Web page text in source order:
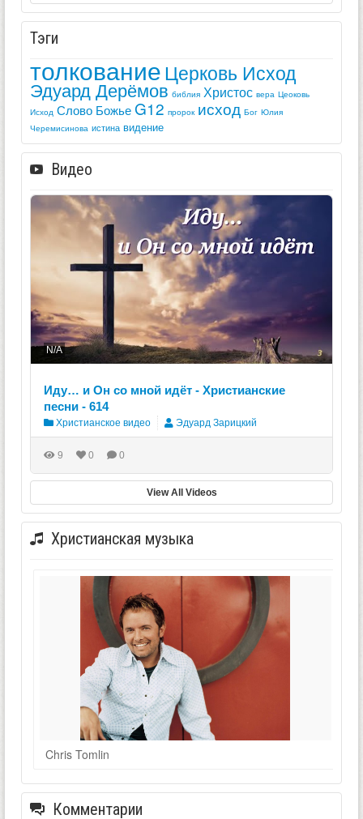
Тэги
толкованиеЦерковь Исход
Эдуард Дерёмов библия Христос вера Цеоковь
Исход Слово Божье G12 пророк исход Бог Юлия
Черемисинова истина видение
Видео
N/A
Иду… и Он со мной идёт - Христианские
песни - 614
Христианское видео Эдуард Зарицкий
9 0 0
View All Videos
Христианская музыка
Chris Tomlin
Комментарии